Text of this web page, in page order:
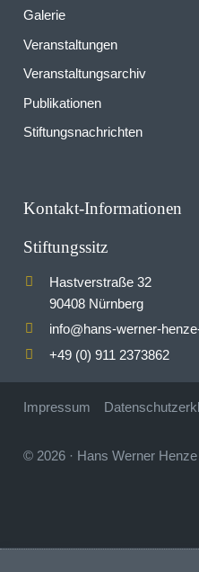
Galerie
Veranstaltungen
Veranstaltungsarchiv
Publikationen
Stiftungsnachrichten
Kontakt-Informationen
Stiftungssitz
Hastverstraße 32
90408 Nürnberg
info@hans-werner-
+49 (0) 911 2373862
Impressum
© 2026 · Hans Werner